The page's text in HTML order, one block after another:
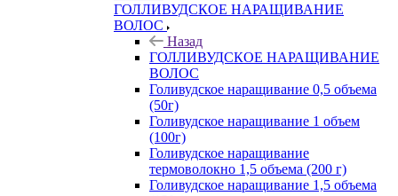
ГОЛЛИВУДСКОЕ НАРАЩИВАНИЕ
ВОЛОС
Назад
ГОЛЛИВУДСКОЕ НАРАЩИВАНИЕ
ВОЛОС
Голивудское наращивание 0,5 объема
(50г)
Голивудское наращивание 1 объем
(100г)
Голивудское наращивание
термоволокно 1,5 объема (200 г)
Голивудское наращивание 1,5 объема